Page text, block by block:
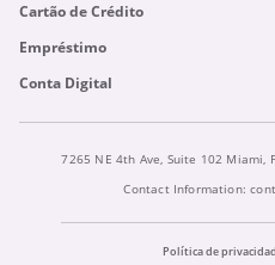
Cartão de Crédito
Empréstimo
Conta Digital
7265 NE 4th Ave, Suite 102 Miami,
Contact Information:
Política de